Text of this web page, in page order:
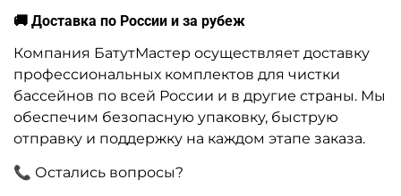
🚚 Доставка по России и за рубеж
Компания БатутМастер осуществляет доставку
профессиональных комплектов для чистки
бассейнов по всей России и в другие страны. Мы
обеспечим безопасную упаковку, быструю
отправку и поддержку на каждом этапе заказа.
📞 Остались вопросы?